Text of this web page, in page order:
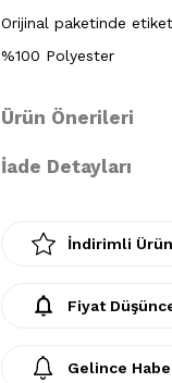
Orijinal paketinde
%100 Polyester
Ürün Önerileri
İade Detayları
İndirimli Ürün
Fiyat
Gelince